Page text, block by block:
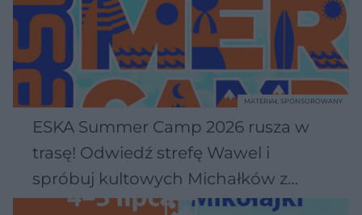
ESKA Summer Camp 2026 rusza w
trasę! Odwiedź strefę Wawel i
spróbuj kultowych Michałków z
Wawelu
MATERIAŁ SPONSOROWANY